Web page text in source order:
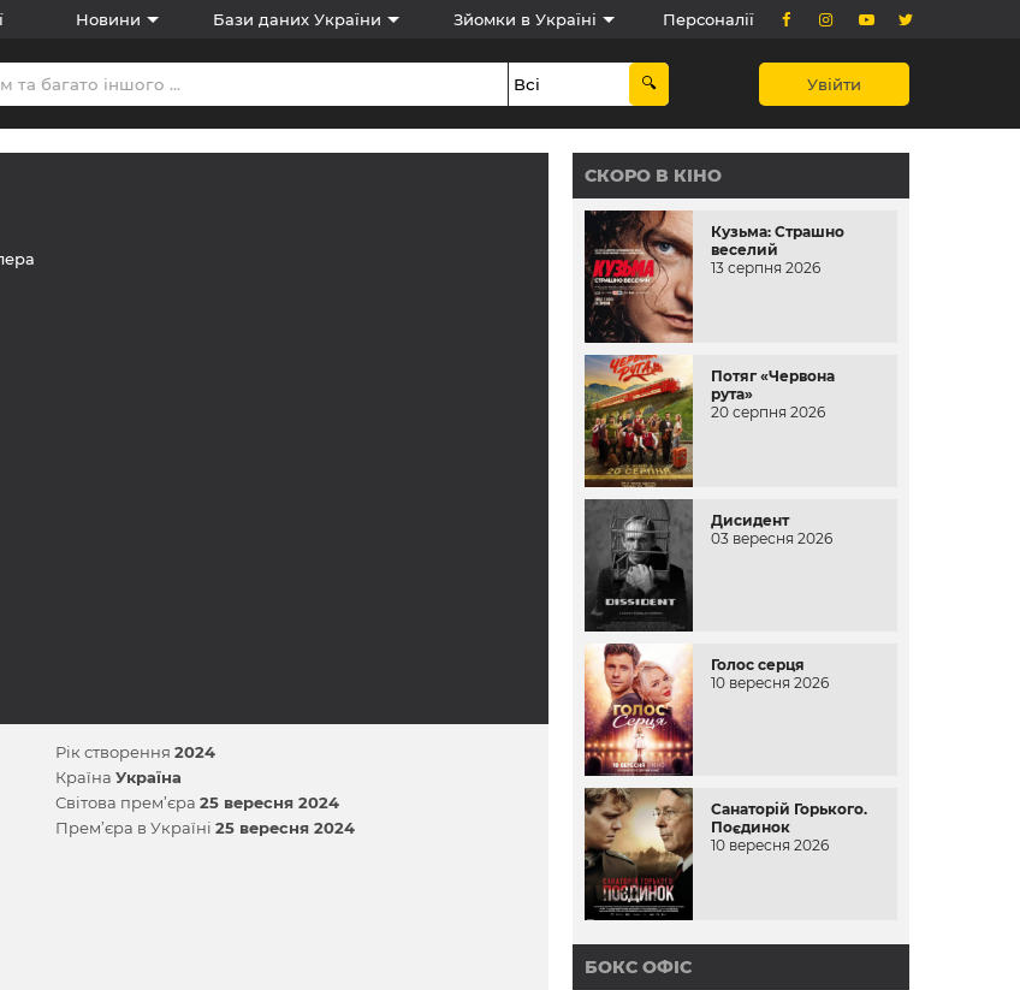
Новини Бази даних України Зйомки в Україні Персоналії
Увійти
Рік створення 2024
Країна Україна
Світова прем’єра 25 вересня 2024
Прем’єра в Україні 25 вересня 2024
СКОРО В КІНО
Кузьма: Страшно
веселий
13 серпня 2026
Потяг «Червона
рута»
20 серпня 2026
Дисидент
03 вересня 2026
Голос серця
10 вересня 2026
Санаторій Горького.
Поєдинок
10 вересня 2026
БОКС ОФІС